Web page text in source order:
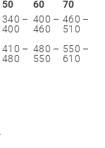
50
60
70
340 –
400
400 –
460
460 –
510
410 –
480
480 –
550
550 –
610